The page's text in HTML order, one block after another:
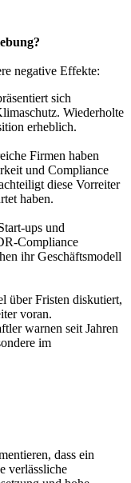
negative Effekte:
sich
Wiederholte
erheblich.
Firmen haben
und Compliance
diese Vorreiter
haben.
ups und
Compliance
ihr Geschäftsmodell
über Fristen diskutiert,
voran.
warnen seit Jahren
im
dass ein
verlässliche